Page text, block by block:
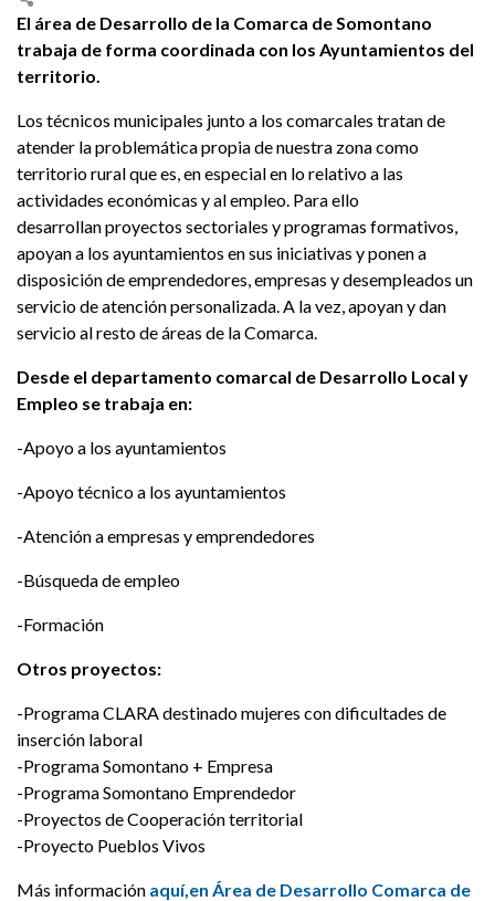
El área de Desarrollo de la Comarca de Somontano
trabaja de forma coordinada con los Ayuntamientos del
territorio.
Los técnicos municipales junto a los comarcales tratan de
atender la problemática propia de nuestra zona como
territorio rural que es, en especial en lo relativo a las
actividades económicas y al empleo. Para ello
desarrollan proyectos sectoriales y programas formativos,
apoyan a los ayuntamientos en sus iniciativas y ponen a
disposición de emprendedores, empresas y desempleados un
servicio de atención personalizada. A la vez, apoyan y dan
servicio al resto de áreas de la Comarca.
Desde el departamento comarcal de Desarrollo Local y
Empleo se trabaja en:
-Apoyo a los ayuntamientos
-Apoyo técnico a los ayuntamientos
-Atención a empresas y emprendedores
-Búsqueda de empleo
-Formación
Otros proyectos:
-Programa CLARA destinado mujeres con dificultades de
inserción laboral
-Programa Somontano + Empresa
-Programa Somontano Emprendedor
-Proyectos de Cooperación territorial
-Proyecto Pueblos Vivos
Más información aquí,en Área de Desarrollo Comarca de